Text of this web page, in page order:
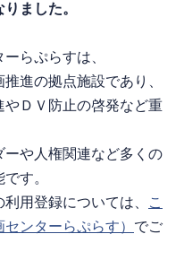
ました。
らぷらすは、
進の拠点施設であり、
ＤＶ防止の啓発など重
ーや人権関連など多くの
す。
用登録については、
こ
ンターらぷらす） でご